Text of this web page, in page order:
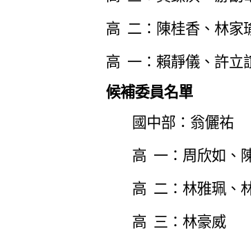
高 二：陳桂香、林家
高 一：賴靜儀、許立
候補委員名單
國中部：翁儷祐
高 一：周欣如、
高 二：林雅珮、
高 三：林豪威